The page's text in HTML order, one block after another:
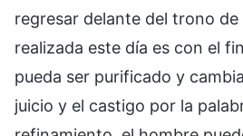
regresar delante del trono de
realizada este día es con el
pueda ser purificado y
juicio y el castigo por la